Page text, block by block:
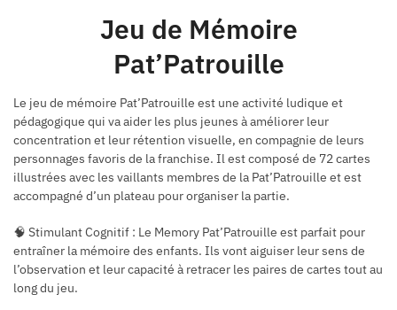
Jeu de Mémoire
Pat’Patrouille
Le jeu de mémoire Pat’Patrouille est une activité ludique et
pédagogique qui va aider les plus jeunes à améliorer leur
concentration et leur rétention visuelle, en compagnie de leurs
personnages favoris de la franchise. Il est composé de 72 cartes
illustrées avec les vaillants membres de la Pat’Patrouille et est
accompagné d’un plateau pour organiser la partie.
🧠 Stimulant Cognitif : Le Memory Pat’Patrouille est parfait pour
entraîner la mémoire des enfants. Ils vont aiguiser leur sens de
l’observation et leur capacité à retracer les paires de cartes tout au
long du jeu.